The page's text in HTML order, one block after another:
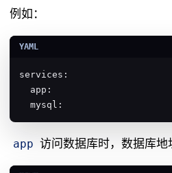
例如：
services:
  app:
  mysql:
app 访问数据库时，数据库地